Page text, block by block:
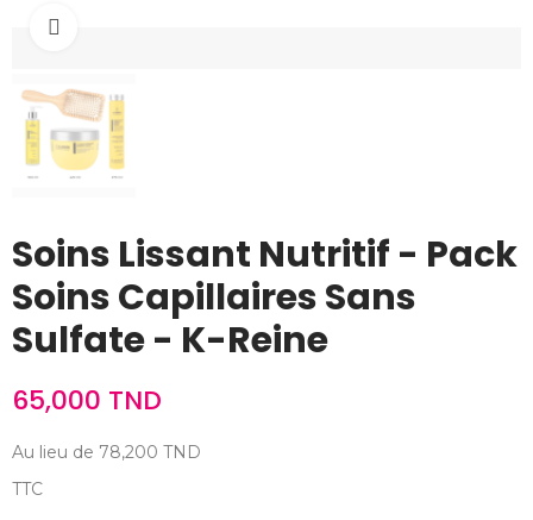
Soins Lissant Nutritif - Pack
Soins Capillaires Sans
Sulfate - K-Reine
65,000 TND
Au lieu de 78,200 TND
TTC